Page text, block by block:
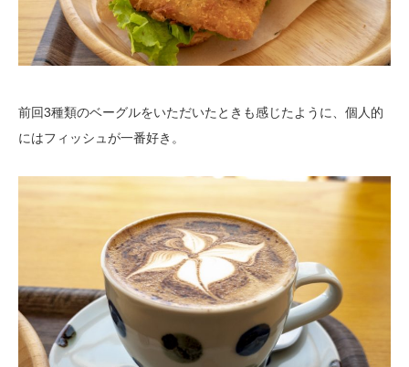
前回3種類のベーグルをいただいたときも感じたように、個人的
にはフィッシュが一番好き。